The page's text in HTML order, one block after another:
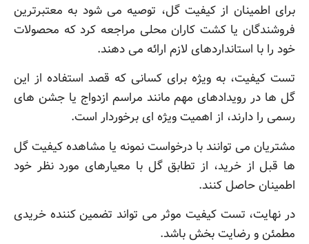
برای اطمینان از کیفیت گل، توصیه می شود به معتبرترین
فروشندگان یا کشت کاران محلی مراجعه کرد که محصولات
خود را با استانداردهای لازم ارائه می دهند.
تست کیفیت، به ویژه برای کسانی که قصد استفاده از این
گل ها در رویدادهای مهم مانند مراسم ازدواج یا جشن های
رسمی را دارند، از اهمیت ویژه ای برخوردار است.
مشتریان می توانند با درخواست نمونه یا مشاهده کیفیت گل
ها قبل از خرید، از تطابق گل با معیارهای مورد نظر خود
اطمینان حاصل کنند.
در نهایت، تست کیفیت موثر می تواند تضمین کننده خریدی
مطمئن و رضایت بخش باشد.